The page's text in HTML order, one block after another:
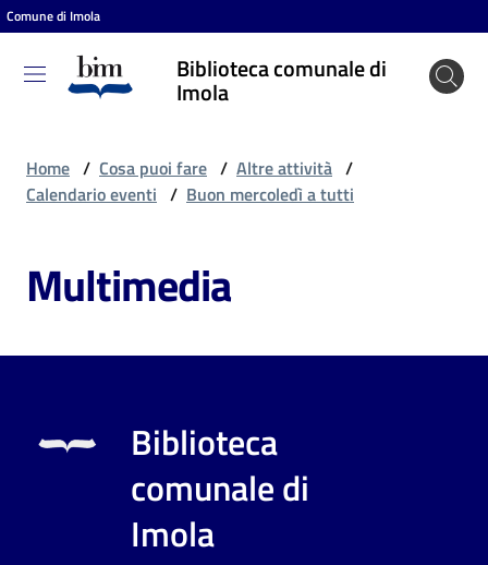
Vai al contenuto
Vai alla navigazione
Vai al footer
Comune di Imola
Biblioteca comunale di
Imola
Biblioteca
comunale
puoi
Home / Cosa puoi fare / Altre attività /
Calendario eventi / Buon mercoledì a tutti
Multimedia
Biblioteca
comunale di
Imola